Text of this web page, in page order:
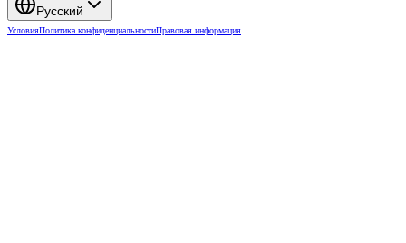
Русский
УсловияПолитика конфиденциальностиПравовая информация